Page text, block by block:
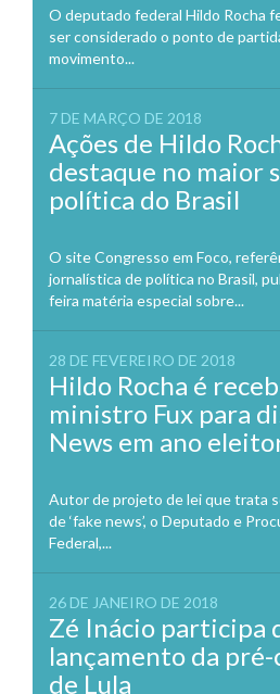
O deputado federal Hildo Rocha
ser considerado o ponto de
movimento...
7 DE MARÇO DE 2018
Ações de Hildo
destaque no maior
política do Brasil
O site Congresso em Foco,
jornalística de política no Brasil,
feira matéria especial sobre...
28 DE FEVEREIRO DE 2018
Hildo Rocha é
ministro Fux para
News em ano
Autor de projeto de lei que trata
de ‘fake news’, o Deputado e
Federal,...
26 DE JANEIRO DE 2018
Zé Inácio participa
lançamento da
de Lula